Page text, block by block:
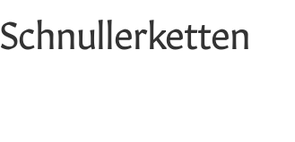
Schnullerketten